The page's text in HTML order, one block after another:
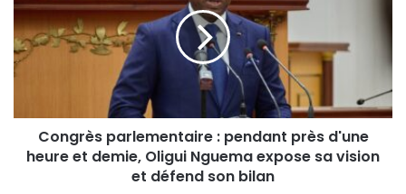
Congrès parlementaire : pendant près d'une
heure et demie, Oligui Nguema expose sa vision
et défend son bilan